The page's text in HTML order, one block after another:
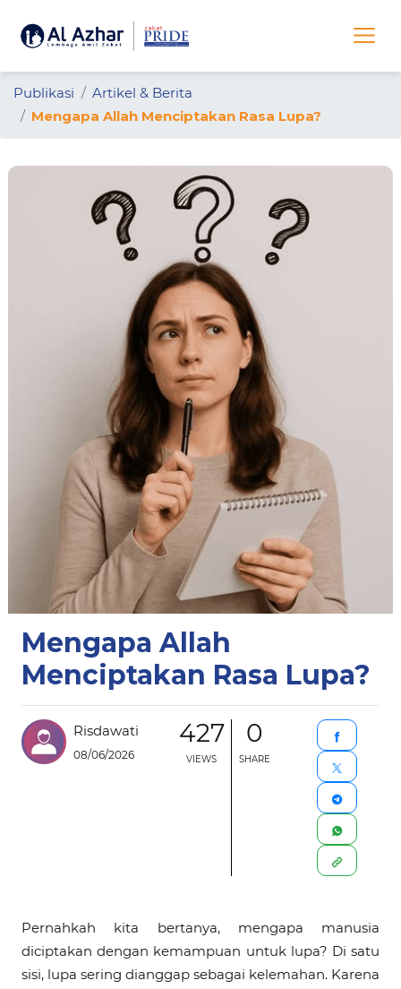
Publikasi
Artikel & Berita
Mengapa Allah Menciptakan Rasa Lupa?
Mengapa Allah
Menciptakan Rasa Lupa?
Risdawati
08/06/2026
427
VIEWS
0
SHARE
Pernahkah kita bertanya, mengapa manusia
diciptakan dengan kemampuan untuk lupa? Di satu
sisi, lupa sering dianggap sebagai kelemahan. Karena